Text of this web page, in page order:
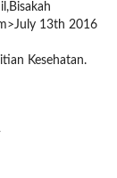
13th 2016
Kesehatan.